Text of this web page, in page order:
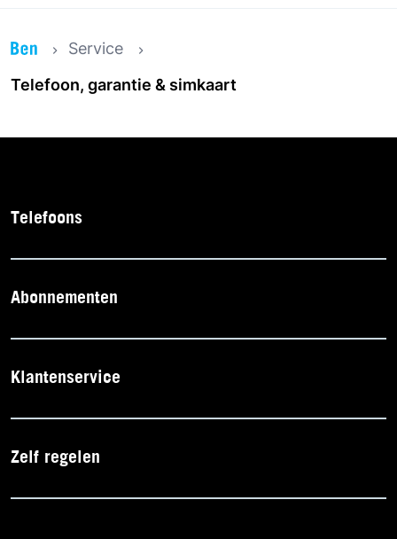
Service
Telefoon, garantie & simkaart
Telefoons
Abonnementen
Klantenservice
Zelf regelen